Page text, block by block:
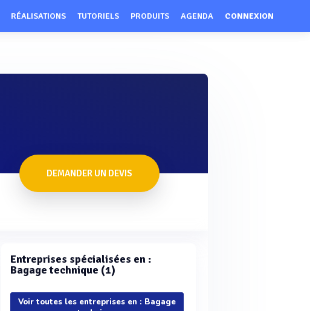
RÉALISATIONS TUTORIELS PRODUITS AGENDA CONNEXION
DEMANDER UN DEVIS
Entreprises spécialisées en :
Bagage technique (1)
Voir toutes les entreprises en : Bagage